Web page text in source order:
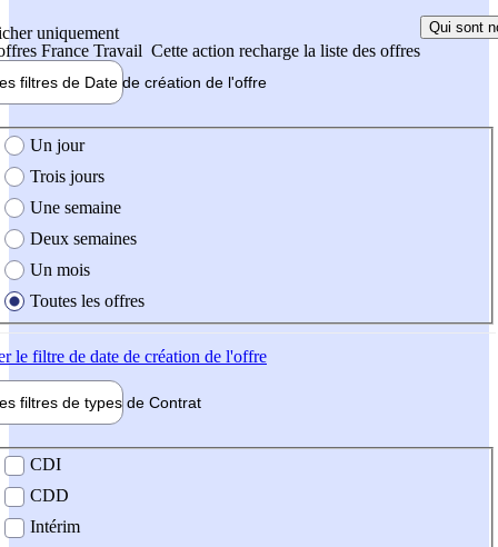
uniquement
France Travail Cette action recharge la liste des offres
Qui sont
filtres de Date de création de l'offre
création de l'offre
Un jour
Trois jours
Une semaine
Deux semaines
Un mois
Toutes les offres
le filtre de date de création de l'offre
filtres de types de Contrat
contrat
CDI
CDD
Intérim